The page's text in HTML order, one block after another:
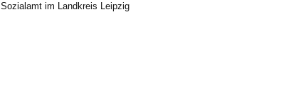
Sozialamt im Landkreis Leipzig